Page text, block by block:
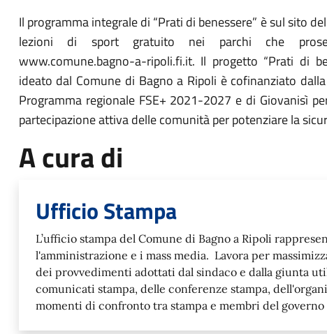
Il programma integrale di “Prati di benessere” è sul sito
lezioni di sport gratuito nei parchi che
www.comune.bagno-a-ripoli.fi.it. Il progetto “Prati di
ideato dal Comune di Bagno a Ripoli è cofinanziato
Programma regionale FSE+ 2021-2027 e di Giovanisì
partecipazione attiva delle comunità per potenziare la
A cura di
Ufficio Stampa
L’ufficio stampa del Comune di Bagno a Ripoli
l'amministrazione e i mass media. Lavora per
dei provvedimenti adottati dal sindaco e dalla giunta
comunicati stampa, delle conferenze stampa,
momenti di confronto tra stampa e membri del